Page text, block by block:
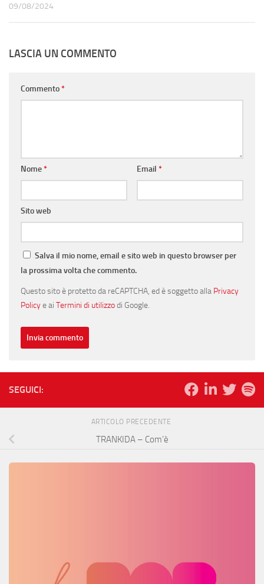
09/08/2024
LASCIA UN COMMENTO
Commento*
Nome* Email *
Sito web
Salva il mio nome, email e sito web in questo browser per
la prossima volta che commento.
Questo sito è protetto da reCAPTCHA, ed è soggetto alla Privacy
Policye ai Termini di utilizzodi Google.
SEGUICI:
ARTICOLO PRECEDENTE
TRANKIDA – Com’è